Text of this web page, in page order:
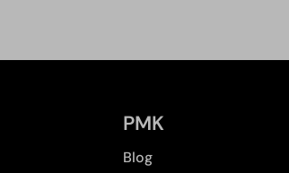
PMK
Blog